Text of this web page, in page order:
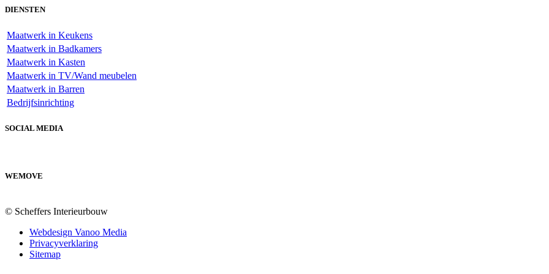
DIENSTEN
Maatwerk in Keukens
Maatwerk in Badkamers
Maatwerk in Kasten
Maatwerk in TV/Wand meubelen
Maatwerk in Barren
Bedrijfsinrichting
SOCIAL MEDIA
WEMOVE
© Scheffers Interieurbouw
Webdesign Vanoo Media
Privacyverklaring
Sitemap